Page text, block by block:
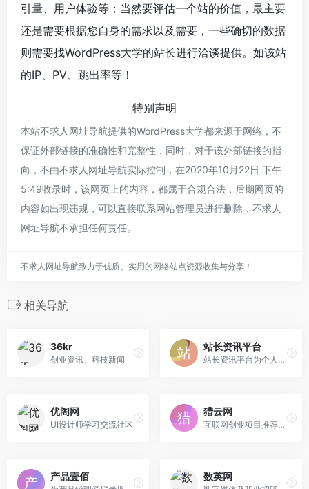
引量、用户体验等；当然要评估一个站的价值，最主要
还是需要根据您自身的需求以及需要，一些确切的数据
则需要找WordPress大学的站长进行洽谈提供。如该站
的IP、PV、跳出率等！
特别声明
本站不求人网址导航提供的WordPress大学都来源于网络，不
保证外部链接的准确性和完整性，同时，对于该外部链接的指
向，不由不求人网址导航实际控制，在2020年10月22日 下午
5:49收录时，该网页上的内容，都属于合规合法，后期网页的
内容如出现违规，可以直接联系网站管理员进行删除，不求人
网址导航不承担任何责任。
不求人网址导航致力于优质、实用的网络站点资源收集与分享！
相关导航
36kr
创业资讯、科技新闻
站长资讯平台
站长资讯平台为个人站长与企业网络提供全面的站长资讯，一站式网络解决方案，我们一直致力为中文网站提供动
优阁网
UI设计师学习交流社区
猎云网
互联网创业项目推荐和创业创新资讯
产品壹佰 数英网